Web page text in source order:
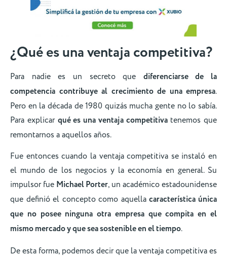
¿Qué es una ventaja competitiva?
Para nadie es un secreto que diferenciarse de la
competencia contribuye al crecimiento de una empresa.
Pero en la década de 1980 quizás mucha gente no lo sabía.
Para explicar qué es una ventaja competitivatenemos que
remontarnos a aquellos años.
Fue entonces cuando la ventaja competitiva se instaló en
el mundo de los negocios y la economía en general. Su
impulsor fue Michael Porter, un académico estadounidense
que definió el concepto como aquellacaracterística única
que no posee ninguna otra empresa que compita en el
mismo mercado y que sea sostenible en el tiempo.
De esta forma, podemos decir que la ventaja competitiva es